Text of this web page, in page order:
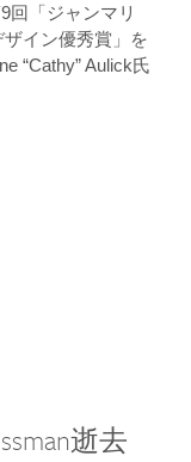
回「ジャンマリ
イン優秀賞」を
“Cathy” Aulick氏
逝去